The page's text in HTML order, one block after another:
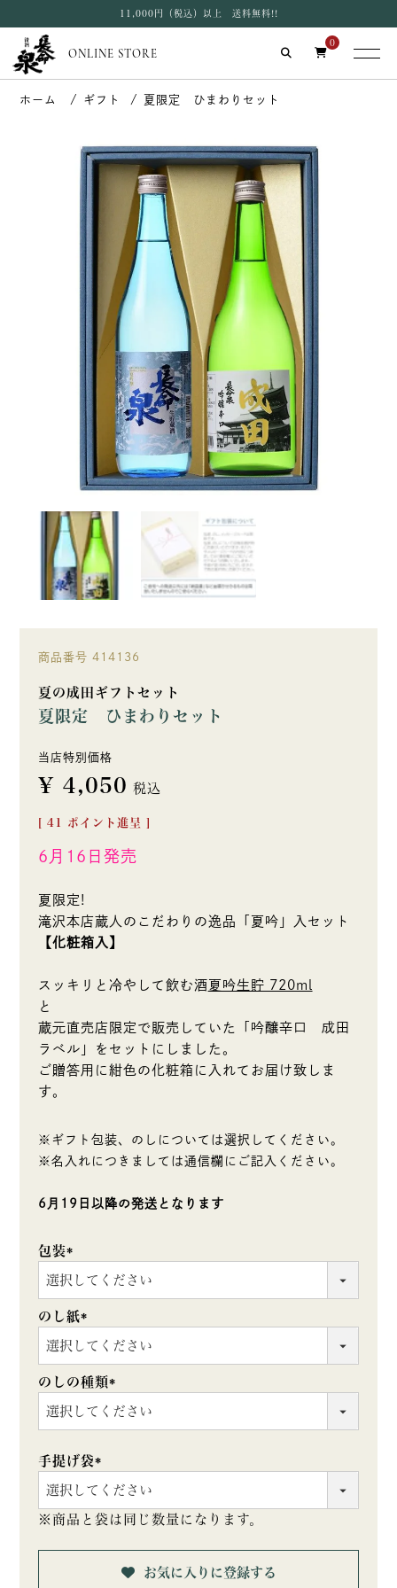
11,000円（税込）以上 送料無料!!
ONLINE STORE
0
ギフト 夏限定 ひまわりセット
商品番号 414136
夏の成田ギフトセット
夏限定 ひまわりセット
当店特別価格
¥ 4,050 税込
41 ポイント進呈 ]
6月16日発売
夏限定!
滝沢本店蔵人のこだわりの逸品「夏吟」入セット
【化粧箱入】
スッキリと冷やして飲む酒 夏吟生貯 720ml
と
蔵元直売店限定で販売していた「吟醸辛口 成田
ラベル」をセットにしました。
ご贈答用に紺色の化粧箱に入れてお届け致しま
す。
※ギフト包装、のしについては選択してください。
※名入れにつきましては通信欄にご記入ください。
6月19日以降の発送となります
包装
(必
須)
のし紙
(必
須)
のしの種類
(必
須)
手提げ袋
(必
須)
※商品と袋は同じ数量になります。
お気に入りに登録する